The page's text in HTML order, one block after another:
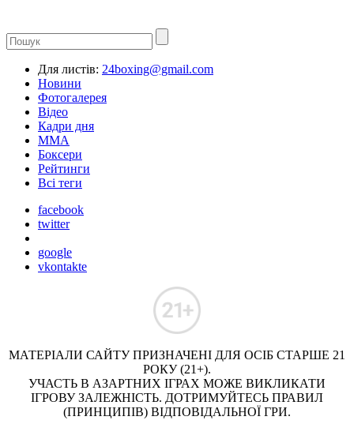
Для листів: 24boxing@gmail.com
Новини
Фотогалерея
Відео
Кадри дня
ММА
Боксери
Рейтинги
Всі теги
facebook
twitter
google
vkontakte
МАТЕРІАЛИ САЙТУ ПРИЗНАЧЕНІ ДЛЯ ОСІБ СТАРШЕ 21
РОКУ (21+).
УЧАСТЬ В АЗАРТНИХ ІГРАХ МОЖЕ ВИКЛИКАТИ
ІГРОВУ ЗАЛЕЖНІСТЬ. ДОТРИМУЙТЕСЬ ПРАВИЛ
(ПРИНЦИПІВ) ВІДПОВІДАЛЬНОЇ ГРИ.